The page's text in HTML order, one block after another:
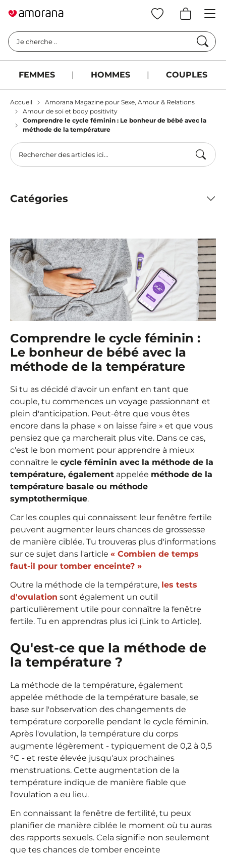
Je cherche ..
FEMMES | HOMMES | COUPLES
Accueil
Amorana Magazine pour Sexe, Amour & Relations
Amour de soi et body positivity
Comprendre le cycle féminin : Le bonheur de bébé avec la
méthode de la température
Catégories
Comprendre le cycle féminin :
Le bonheur de bébé avec la
méthode de la température
Si tu as décidé d'avoir un enfant en tant que
couple, tu commences un voyage passionnant et
plein d'anticipation. Peut-être que vous êtes
encore dans la phase « on laisse faire » et que vous
pensiez que ça marcherait plus vite. Dans ce cas,
c'est le bon moment pour apprendre à mieux
connaître le cycle féminin avec la méthode de la
température, également appelée méthode de la
température basale ou méthode
symptothermique.
Car les couples qui connaissent leur fenêtre fertile
peuvent augmenter leurs chances de grossesse
de manière ciblée. Tu trouveras plus d'informations
sur ce sujet dans l'article « Combien de temps
faut-il pour tomber enceinte? »
Outre la méthode de la température, les tests
d'ovulation sont également un outil
particulièrement utile pour connaître la fenêtre
fertile. Tu en apprendras plus ici (Link to Article).
Qu'est-ce que la méthode de
la température ?
La méthode de la température, également
appelée méthode de la température basale, se
base sur l'observation des changements de
température corporelle pendant le cycle féminin.
Après l'ovulation, la température du corps
augmente légèrement - typiquement de 0,2 à 0,5
°C - et reste élevée jusqu'aux prochaines
menstruations. Cette augmentation de la
température indique de manière fiable que
l'ovulation a eu lieu.
En connaissant la fenêtre de fertilité, tu peux
planifier de manière ciblée le moment où tu auras
des rapports sexuels. Cela signifie non seulement
que tes chances de tomber enceinte